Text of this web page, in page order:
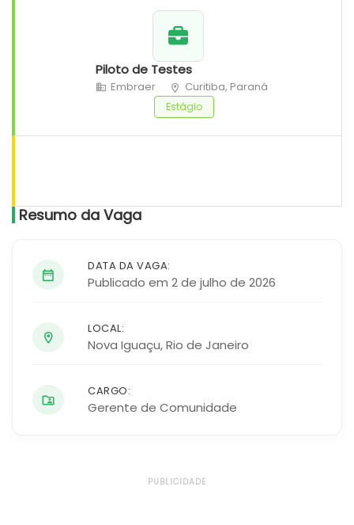
Piloto de Testes
Embraer Curitiba, Paraná
Estágio
Resumo da Vaga
DATA DA VAGA:
Publicado em 2 de julho de 2026
LOCAL:
Nova Iguaçu,Rio de Janeiro
CARGO:
Gerente de Comunidade
PUBLICIDADE